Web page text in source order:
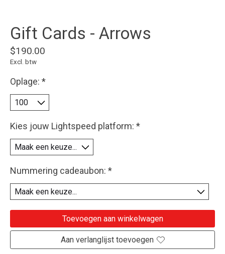
Gift Cards - Arrows
$190.00
Excl. btw
Oplage: *
Kies jouw Lightspeed platform: *
Nummering cadeaubon: *
Toevoegen aan winkelwagen
Aan verlanglijst toevoegen